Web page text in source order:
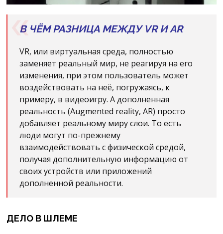
В ЧЁМ РАЗНИЦА МЕЖДУ VR И AR
VR, или виртуальная среда, полностью
заменяет реальный мир, не реагируя на его
изменения, при этом пользователь может
воздействовать на неё, погружаясь, к
примеру, в видеоигру. А дополненная
реальность (Augmented reality, AR) просто
добавляет реальному миру слои. То есть
люди могут по-прежнему
взаимодействовать с физической средой,
получая дополнительную информацию от
своих устройств или приложений
дополненной реальности.
ДЕЛО В ШЛЕМЕ